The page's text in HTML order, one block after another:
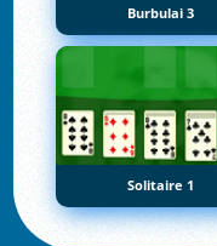
Burbulai 3
Solitaire 1